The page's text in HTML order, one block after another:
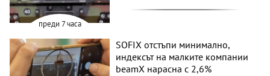
преди 7 часа
SOFIX отстъпи минимално,
индексът на малките компании
beamX нарасна с 2,6%